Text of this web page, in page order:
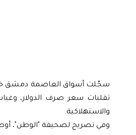
تقلبات سعر صرف الدولار،
والاستهلاكية.
وفي تصريح لصحيفة "الوطن"،